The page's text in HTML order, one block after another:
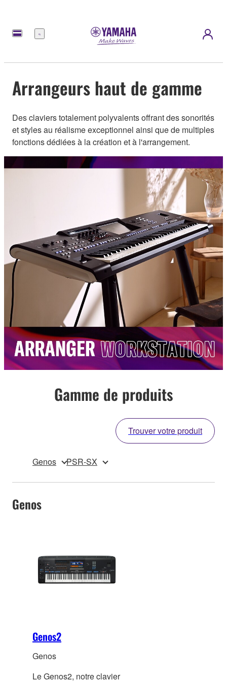
Menu
Arrangeurs haut de gamme
Des claviers totalement polyvalents offrant des sonorités
et styles au réalisme exceptionnel ainsi que de multiples
fonctions dédiées à la création et à l'arrangement.
Gamme de produits
Trouver votre produit
Genos PSR-SX
Genos
Genos2
Genos
Le Genos2, notre clavier